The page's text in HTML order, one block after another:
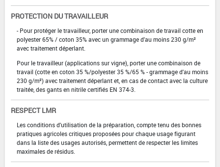
PROTECTION DU TRAVAILLEUR
- Pour protéger le travailleur, porter une combinaison de travail cotte en
polyester 65% / coton 35% avec un grammage d'au moins 230 g/m²
avec traitement déperlant.
Pour le travailleur (applications sur vigne), porter une combinaison de
travail (cotte en coton 35 %/polyester 35 %/65 % - grammage d'au moins
230 g/m²) avec traitement déperlant et, en cas de contact avec la culture
traitée, des gants en nitrile certifiés EN 374-3.
RESPECT LMR
Les conditions d'utilisation de la préparation, compte tenu des bonnes
pratiques agricoles critiques proposées pour chaque usage figurant
dans la liste des usages autorisés, permettent de respecter les limites
maximales de résidus.